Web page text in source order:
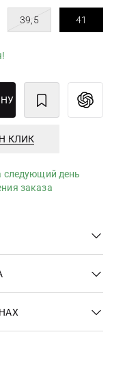
39,5 41
КЛИК
следующий день
заказа